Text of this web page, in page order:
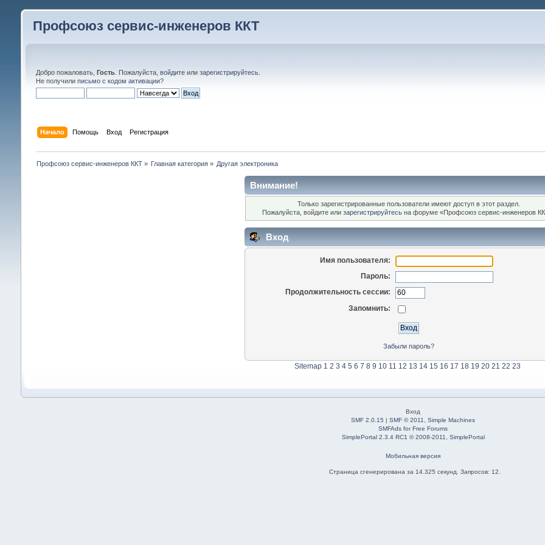
Профсоюз сервис-инженеров ККТ
Добро пожаловать, Гость. Пожалуйста, войдитеили зарегистрируйтесь.
Не получили письмо с кодом активации?
Начало Помощь Вход Регистрация
Профсоюз сервис-инженеров ККТ» Главная категория » Другая электроника
Внимание!
Только зарегистрированные пользователи имеют доступ в этот раздел.
Пожалуйста, войдите илизарегистрируйтесь на форуме «Профсоюз сервис-инженеров
Вход
Имя пользователя:
Пароль:
Продолжительность сессии:
Запомнить:
Забыли пароль?
Sitemap 1 2 3 4 5 6 7 8 9 10 11 12 13 14 15 16 17 18 19 20 21 22 23
Вход
SMF 2.0.15 |SMF © 2011 ,Simple Machines
SMFAds forFree Forums
SimplePortal 2.3.4 RC1 © 2008-2011, SimplePortal
Мобильная версия
Страница сгенерирована за 14.325 секунд. Запросов: 12.